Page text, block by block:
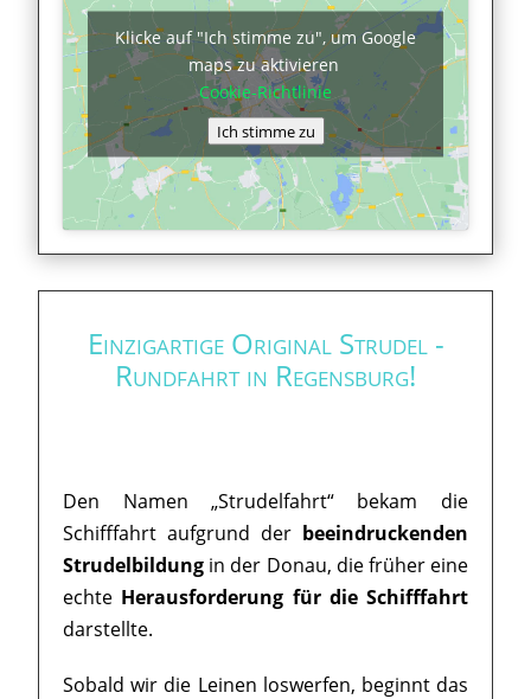
Klicke auf "Ich stimme zu", um Google
maps zu aktivieren
Cookie-Richtlinie
Ich stimme zu
Einzigartige Original Strudel -
Rundfahrt in Regensburg!
Den Namen „Strudelfahrt“ bekam die
Schifffahrt aufgrund der beeindruckenden
Strudelbildung in der Donau, die früher eine
echte Herausforderung für die Schifffahrt
darstellte.
Sobald wir die Leinen loswerfen, beginnt das